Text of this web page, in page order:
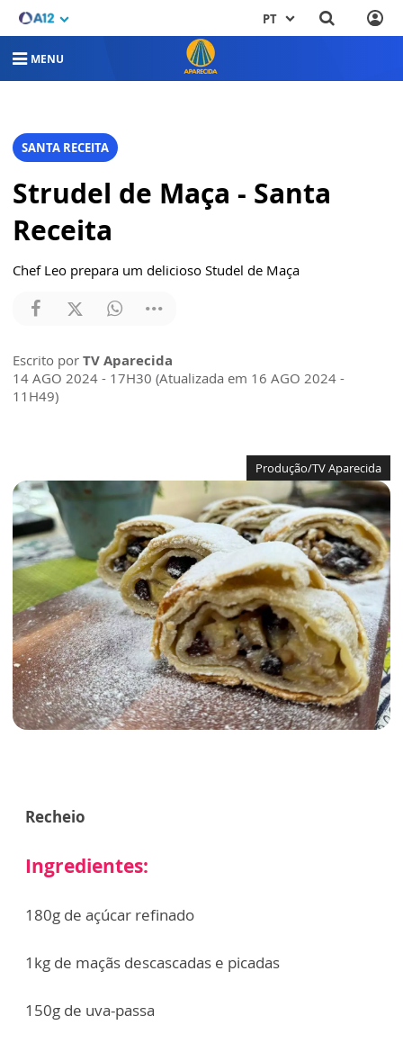
PT
MENU
SANTA RECEITA
Strudel de Maça - Santa
Receita
Chef Leo prepara um delicioso Studel de Maça
Escrito por TV Aparecida
14 AGO 2024 - 17H30 (Atualizada em 16 AGO 2024 -
11H49)
Produção/TV Aparecida
Recheio
Ingredientes:
180g de açúcar refinado
1kg de maçãs descascadas e picadas
150g de uva-passa